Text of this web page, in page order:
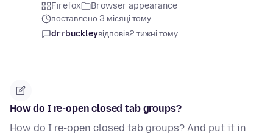
Firefox
Browser appearance
поставлено 3 місяці тому
drrbuckleyвідповів2 тижні тому
How do I re-open closed tab groups?
How do I re-open closed tab groups? And put it in